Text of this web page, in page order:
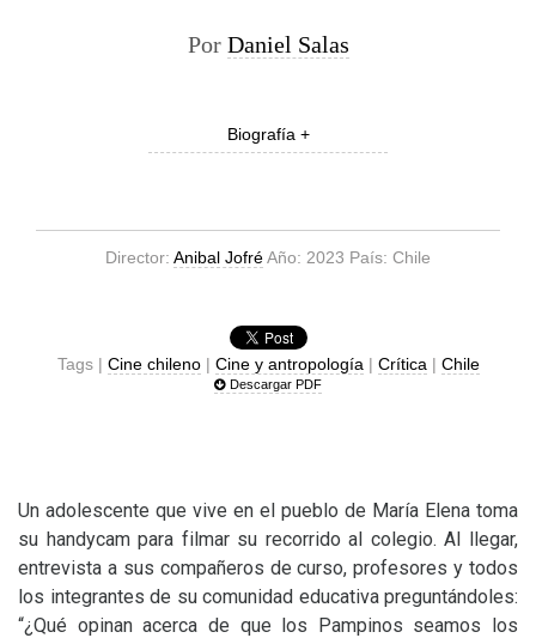
Por Daniel Salas
Biografía +
Director: Anibal JofréAño: 2023 País: Chile
Tags | Cine chileno| Cine y antropología | Crítica | Chile
Descargar PDF
Un adolescente que vive en el pueblo de María Elena toma
su handycam para filmar su recorrido al colegio. Al llegar,
entrevista a sus compañeros de curso, profesores y todos
los integrantes de su comunidad educativa preguntándoles:
“¿Qué opinan acerca de que los Pampinos seamos los